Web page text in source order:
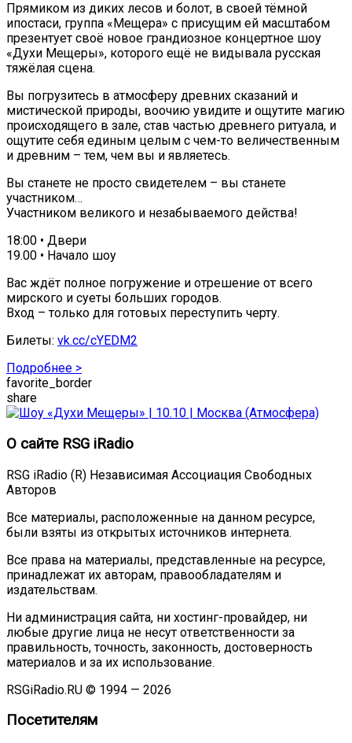
Прямиком из диких лесов и болот, в своей тёмной
ипостаси, группа «Мещера» с присущим ей масштабом
презентует своё новое грандиозное концертное шоу
«Духи Мещеры», которого ещё не видывала русская
тяжёлая сцена.
Вы погрузитесь в атмосферу древних сказаний и
мистической природы, воочию увидите и ощутите магию
происходящего в зале, став частью древнего ритуала, и
ощутите себя единым целым с чем-то величественным
и древним – тем, чем вы и являетесь.
Вы станете не просто свидетелем – вы станете
участником…
Участником великого и незабываемого действа!
18:00 • Двери
19.00 • Начало шоу
Вас ждёт полное погружение и отрешение от всего
мирского и суеты больших городов.
Вход – только для готовых переступить черту.
Билеты: vk.cc/cYEDM2
Подробнее >
favorite_border
share
О сайте RSG iRadio
RSG iRadio (R) Независимая Ассоциация Свободных
Авторов
Все материалы, расположенные на данном ресурсе,
были взяты из открытых источников интернета.
Все права на материалы, представленные на ресурсе,
принадлежат их авторам, правообладателям и
издательствам.
Ни администрация сайта, ни хостинг-провайдер, ни
любые другие лица не несут ответственности за
правильность, точность, законность, достоверность
материалов и за их использование.
RSGiRadio.RU © 1994 — 2026
Посетителям